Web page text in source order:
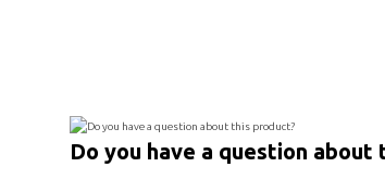
Do you have a question about